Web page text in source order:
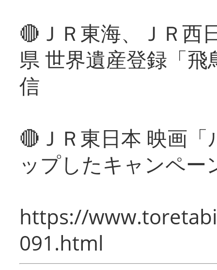
🔴ＪＲ東海、ＪＲ西
県 世界遺産登録「
信
🔴ＪＲ東日本 映画
ップしたキャンペー
https://
091.html